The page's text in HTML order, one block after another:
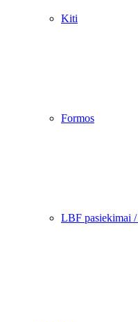
Kiti
Formos
LBF pasiekimai